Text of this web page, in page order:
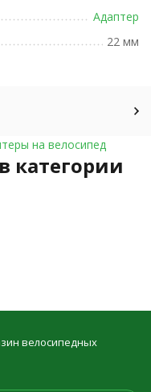
Адаптер
22 мм
на велосипед
категории
велосипедных